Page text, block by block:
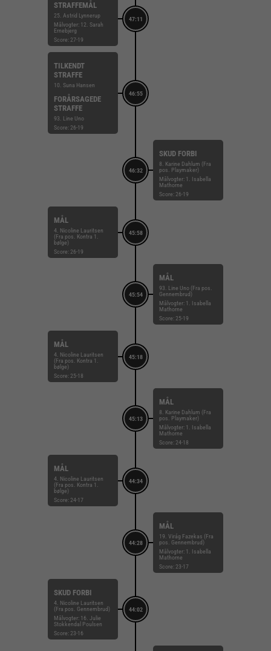
47:11
STRAFFEMÅL
25. Astrid Lynnerup
Målvogter: 12. Sarah
Ernebjerg
Score: 27-19
46:55
TILKENDT
STRAFFE
10. Suna Hansen
FORÅRSAGEDE
STRAFFE
93. Line Uno
Score: 26-19
46:32
SKUD FORBI
8. Karine Dahlum (Fra
pos. Playmaker)
Målvogter: 1. Isabella
Mathorne
Score: 26-19
45:58
MÅL
4. Nicoline Lauritsen
(Fra pos. Kontra 1.
bølge)
Score: 26-19
45:54
MÅL
93. Line Uno (Fra pos.
Gennembrud)
Målvogter: 1. Isabella
Mathorne
Score: 25-19
45:18
MÅL
4. Nicoline Lauritsen
(Fra pos. Kontra 1.
bølge)
Score: 25-18
45:13
MÅL
8. Karine Dahlum (Fra
pos. Playmaker)
Målvogter: 1. Isabella
Mathorne
Score: 24-18
44:34
MÅL
4. Nicoline Lauritsen
(Fra pos. Kontra 1.
bølge)
Score: 24-17
44:28
MÅL
19. Virág Fazekas (Fra
pos. Gennembrud)
Målvogter: 1. Isabella
Mathorne
Score: 23-17
44:02
SKUD FORBI
4. Nicoline Lauritsen
(Fra pos. Gennembrud)
Målvogter: 16. Julie
Stokkendal Poulsen
Score: 23-16